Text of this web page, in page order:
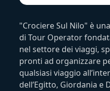
"Crociere Sul Nilo" è
di Tour Operator
nel settore dei viaggi,
pronti ad organizzare
qualsiasi viaggio
dell’Egitto, Giordania e